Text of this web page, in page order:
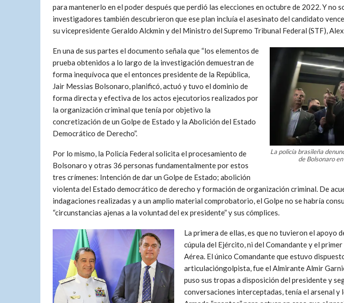
para mantenerlo en el poder después que perdió las elecciones en octubre de 2022. Y no
investigadores también descubrieron que ese plan incluía el asesinato del candidato
su vicepresidente Geraldo Alckmin y del Ministro del Supremo Tribunal Federal (STF),
La policía brasileña
de Bolsonaro
En una de sus partes el documento señala que “los elementos de
prueba obtenidos a lo largo de la investigación demuestran de
forma inequívoca que el entonces presidente de la República,
Jair Messias Bolsonaro, planificó, actuó y tuvo el dominio de
forma directa y efectiva de los actos ejecutorios realizados por
la organización criminal que tenía por objetivo la
concretización de un Golpe de Estado y la Abolición del Estado
Democrático de Derecho”.
Por lo mismo, la Policía Federal solicita el procesamiento de
Bolsonaro y otras 36 personas fundamentalmente por estos
tres crímenes: Intención de dar un Golpe de Estado; abolición
violenta del Estado democrático de derecho y formación de organización criminal. De
indagaciones realizadas y a un amplio material comprobatorio, el Golpe no se habría
“circunstancias ajenas a la voluntad del ex presidente” y sus cómplices.
La primera de ellas, es que no tuvieron el apoyo
cúpula del Ejército, ni del Comandante y el
Aérea. El único Comandante que estuvo
articulacióngolpista, fue el Almirante Almir
puso sus tropas a disposición del presidente y
conversaciones interceptadas, tenía el arsenal y